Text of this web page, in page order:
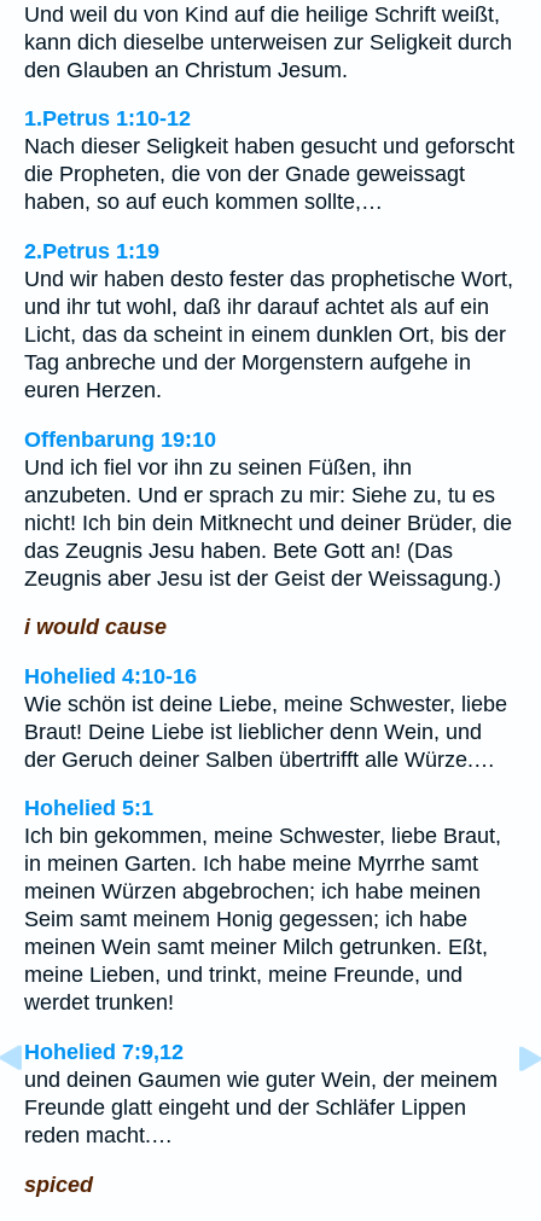
Und weil du von Kind auf die heilige Schrift weißt,
kann dich dieselbe unterweisen zur Seligkeit durch
den Glauben an Christum Jesum.
1.Petrus 1:10-12
Nach dieser Seligkeit haben gesucht und geforscht
die Propheten, die von der Gnade geweissagt
haben, so auf euch kommen sollte,…
2.Petrus 1:19
Und wir haben desto fester das prophetische Wort,
und ihr tut wohl, daß ihr darauf achtet als auf ein
Licht, das da scheint in einem dunklen Ort, bis der
Tag anbreche und der Morgenstern aufgehe in
euren Herzen.
Offenbarung 19:10
Und ich fiel vor ihn zu seinen Füßen, ihn
anzubeten. Und er sprach zu mir: Siehe zu, tu es
nicht! Ich bin dein Mitknecht und deiner Brüder, die
das Zeugnis Jesu haben. Bete Gott an! (Das
Zeugnis aber Jesu ist der Geist der Weissagung.)
i would cause
Hohelied 4:10-16
Wie schön ist deine Liebe, meine Schwester, liebe
Braut! Deine Liebe ist lieblicher denn Wein, und
der Geruch deiner Salben übertrifft alle Würze.…
Hohelied 5:1
Ich bin gekommen, meine Schwester, liebe Braut,
in meinen Garten. Ich habe meine Myrrhe samt
meinen Würzen abgebrochen; ich habe meinen
Seim samt meinem Honig gegessen; ich habe
meinen Wein samt meiner Milch getrunken. Eßt,
meine Lieben, und trinkt, meine Freunde, und
werdet trunken!
Hohelied 7:9,12
und deinen Gaumen wie guter Wein, der meinem
Freunde glatt eingeht und der Schläfer Lippen
reden macht.…
spiced